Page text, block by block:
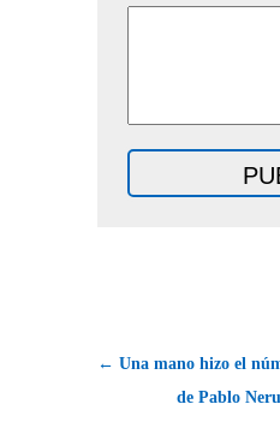
← Una mano hizo el
de Pablo